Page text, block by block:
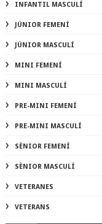
INFANTIL MASCULÍ
JÚNIOR FEMENÍ
JÚNIOR MASCULÍ
MINI FEMENÍ
MINI MASCULÍ
PRE-MINI FEMENÍ
PRE-MINI MASCULÍ
SÈNIOR FEMENÍ
SÈNIOR MASCULÍ
VETERANES
VETERANS